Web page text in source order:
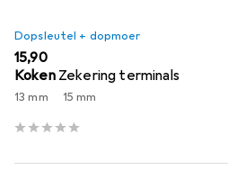
Dopsleutel + dopmoer
EUR
15,90
Koken Zekering terminals
13 mm 15 mm